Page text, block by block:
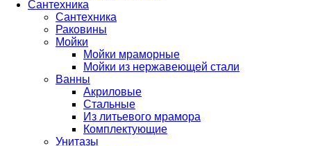
Сантехника
Сантехника
Раковины
Мойки
Мойки мраморные
Мойки из нержавеющей стали
Ванны
Акриловые
Стальные
Из литьевого мрамора
Комплектующие
Унитазы